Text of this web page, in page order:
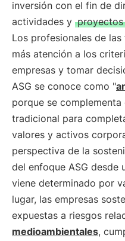
inversión con el fin de
actividades y
Los profesionales de
más atención a los
empresas y tomar
ASG se conoce como "
porque se
tradicional para
valores y activos
perspectiva de la
del enfoque ASG desde
viene determinado por
lugar, las empresas
expuestas a riesgos
medioambientales,